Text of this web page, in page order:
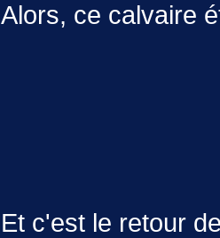
Alors, ce calvaire
Et c'est le retour